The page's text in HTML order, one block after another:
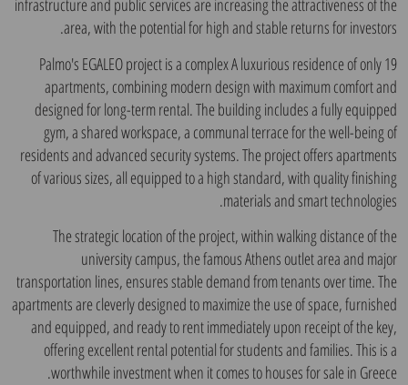
infrastructure and public services are increasing the attractiveness of the
area, with the potential for high and stable returns for investors.
Palmo's EGALEO project is a complex A luxurious residence of only 19
apartments, combining modern design with maximum comfort and
designed for long-term rental. The building includes a fully equipped
gym, a shared workspace, a communal terrace for the well-being of
residents and advanced security systems. The project offers apartments
of various sizes, all equipped to a high standard, with quality finishing
materials and smart technologies.
The strategic location of the project, within walking distance of the
university campus, the famous Athens outlet area and major
transportation lines, ensures stable demand from tenants over time. The
apartments are cleverly designed to maximize the use of space, furnished
and equipped, and ready to rent immediately upon receipt of the key,
offering excellent rental potential for students and families. This is a
worthwhile investment when it comes to houses for sale in Greece.